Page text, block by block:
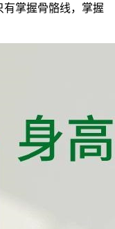
掌握骨骼线，掌握